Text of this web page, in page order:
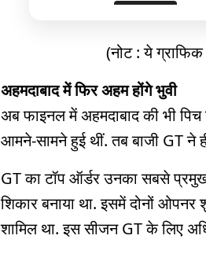
6.0
3.0
0.0
🔥 खतरनाक
फुल लेंथ
(नोट : ये
अहमदाबाद में फिर अहम होंगे भुवी
अब फाइनल में अहमदाबाद की भी
आमने-सामने हुई थीं. तब बाजी GT ने
GT का टॉप ऑर्डर उनका सबसे
श‍िकार बनाया था. इसमें दोनों
शामिल था. इस सीजन GT के लिए